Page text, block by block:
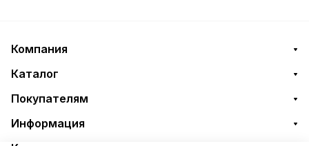
Компания
Каталог
Покупателям
Информация